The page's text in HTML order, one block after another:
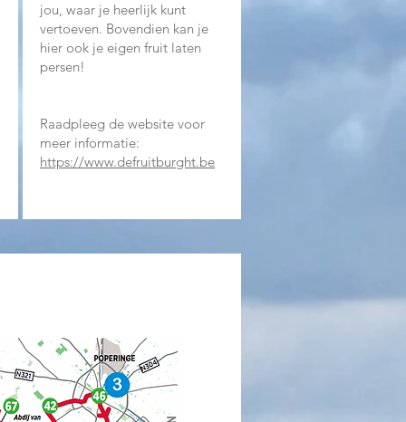
jou, waar je heerlijk kunt
vertoeven. Bovendien kan je
hier ook je eigen fruit laten
persen!​
Raadpleeg de website voor
meer informatie:
https://www.defruitburght.be